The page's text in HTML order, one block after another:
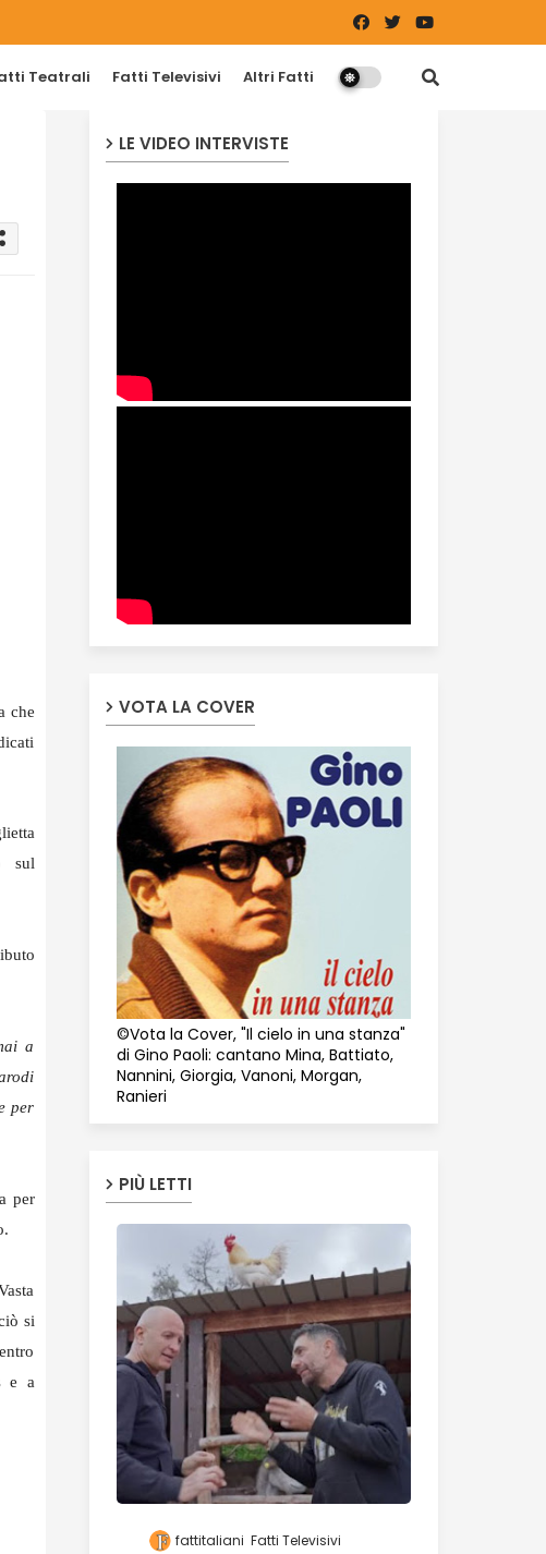
Teatrali Fatti Televisivi Altri Fatti
che
sul
a
per
per
si
e a
LE VIDEO INTERVISTE
VOTA LA COVER
©Vota la Cover, "Il cielo in una stanza"
di Gino Paoli: cantano Mina, Battiato,
Nannini, Giorgia, Vanoni, Morgan,
Ranieri
PIÙ LETTI
fattitaliani Fatti Televisivi